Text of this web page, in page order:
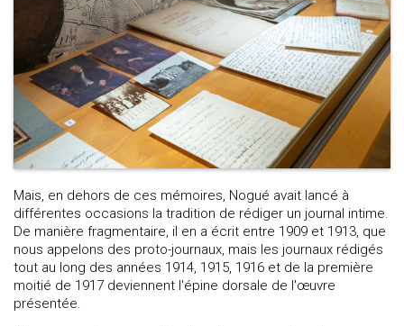
Mais, en dehors de ces mémoires, Nogué avait lancé à
différentes occasions la tradition de rédiger un journal intime.
De manière fragmentaire, il en a écrit entre 1909 et 1913, que
nous appelons des proto-journaux, mais les journaux rédigés
tout au long des années 1914, 1915, 1916 et de la première
moitié de 1917 deviennent l'épine dorsale de l'œuvre
présentée.